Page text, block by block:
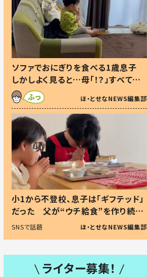
ソファでおにぎりを食べる1歳息子
しかしよく見ると…母「！？」すべてを
察した母の投稿に「可愛いから許
す！」「現行犯〜」
ほ・とせなNEWS編集部
小1から不登校、息子は「ギフテッド」
だった 父が“ウチ給食”を作り続け
る理由とは #令和の親 #令和の子
SNSで話題 ほ・とせなNEWS編集部
ライター募集！